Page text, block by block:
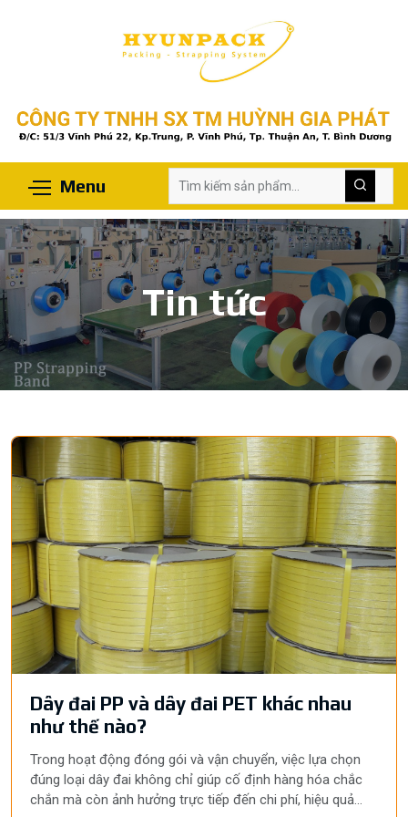
Menu
Tin tức
Dây đai PP và dây đai PET khác nhau
như thế nào?
Trong hoạt động đóng gói và vận chuyển, việc lựa chọn
đúng loại dây đai không chỉ giúp cố định hàng hóa chắc
chắn mà còn ảnh hưởng trực tiếp đến chi phí, hiệu quả